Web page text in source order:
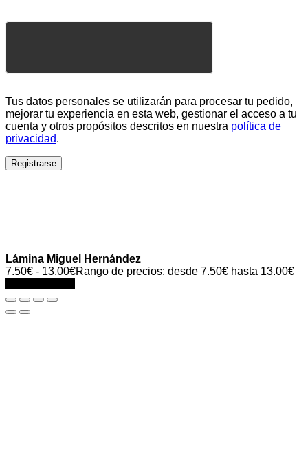
Tus datos personales se utilizarán para procesar tu pedido,
mejorar tu experiencia en esta web, gestionar el acceso a tu
cuenta y otros propósitos descritos en nuestra política de
privacidad.
Registrarse
Lámina Miguel Hernández
7.50€ - 13.00€Rango de precios: desde 7.50€ hasta 13.00€